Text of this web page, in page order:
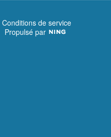
Conditions de service
Propulsé par